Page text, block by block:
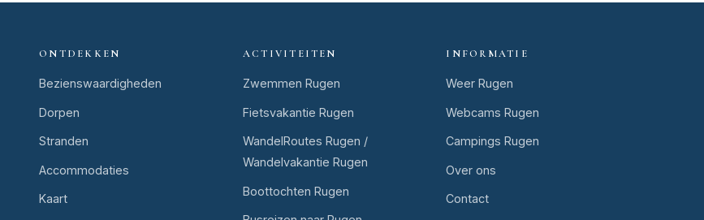
ONTDEKKEN
Bezienswaardigheden
Dorpen
Stranden
Accommodaties
Kaart
ACTIVITEITEN
Zwemmen Rugen
Fietsvakantie Rugen
WandelRoutes Rugen /
Wandelvakantie Rugen
Boottochten Rugen
INFORMATIE
Weer Rugen
Webcams Rugen
Campings Rugen
Over ons
Contact